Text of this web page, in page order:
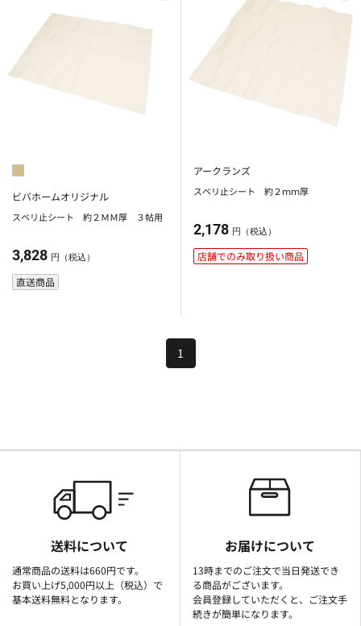
ビバホームオリジナル
スベリ止シート 約２ＭＭ厚 ３帖用
3,828 円（税込）
直送商品
アークランズ
スベリ止シート 約２ｍｍ厚
2,178 円（税込）
店舗でのみ取り扱い商品
1
送料について
通常商品の送料は660円です。
お買い上げ5,000円以上（税込）で
基本送料無料となります。
お届けについて
13時までのご注文で当日発送でき
る商品がございます。
会員登録していただくと、ご注文手
続きが簡単になります。